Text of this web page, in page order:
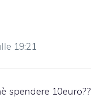
19:21
spendere 10euro??